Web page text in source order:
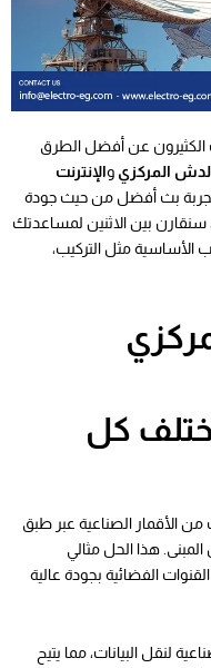
الكثيرون عن أفضل الطرق
المركزي والإنترنت
تجربة بث أفضل من حيث جودة
سنقارن بين الاثنين لمساعدتك
الأساسية مثل التركيب،
كل
من الأقمار الصناعية عبر طبق
هذا الحل مثالي
الفضائية بجودة عالية
لنقل البيانات، مما يتيح